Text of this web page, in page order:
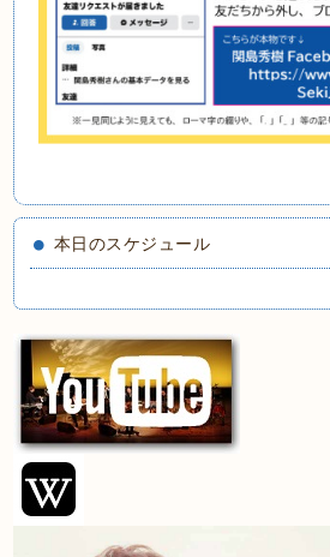
本日のスケジュール